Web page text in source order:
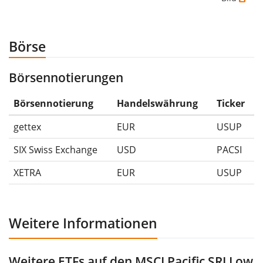
-50%.
Die Wertentwicklungsangaben für ETFs beinhalten
Ausschüttungen (falls vorhanden).
Börse
Börsennotierungen
Börsennotierung Handelswährung
Ticker
gettex
EUR
USUP
SIX Swiss Exchange
USD
PACSI
XETRA
EUR USUP
Weitere Informationen